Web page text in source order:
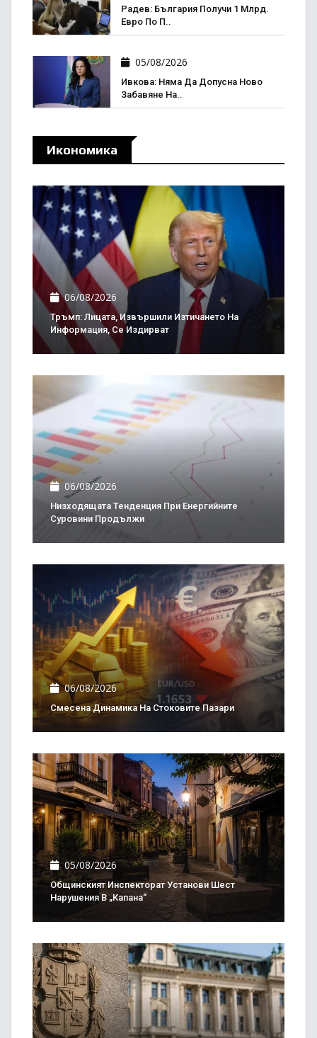
Радев: България Получи 1 Млрд.
Евро По П..
05/08/2026
Ивкова: Няма Да Допусна Ново
Забавяне На..
Икономика
06/08/2026
Тръмп: Лицата, Извършили Изтичането На
Информация, Се Издирват
06/08/2026
Низходящата Тенденция При Енергийните
Суровини Продължи
06/08/2026
Смесена Динамика На Стоковите Пазари
05/08/2026
Общинският Инспекторат Установи Шест
Нарушения В „Капана“